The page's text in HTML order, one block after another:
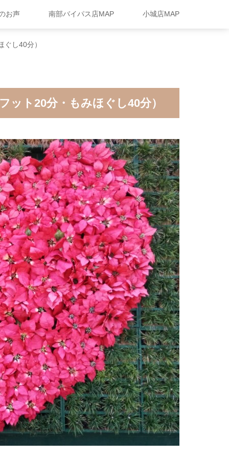
お声 南部バイパス店MAP 小城店MAP
し40分）
ット20分・もみほぐし40分）